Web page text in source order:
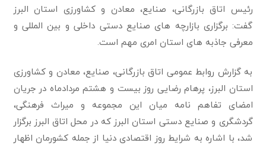
رئیس اتاق بازرگانی، صنایع، معادن و کشاورزی استان البرز
گفت: برگزاری بازارچه های صنایع دستی داخلی و بین المللی و
معرفی جاذبه های استان امری مهم است.
به گزارش روابط عمومی اتاق بازرگانی، صنایع، معادن و کشاورزی
استان البرز، پرهام رضایی روز بیست و هشتم مردادماه در جریان
امضای تفاهم نامه میان این مجموعه و میراث فرهنگی،
گردشگری و صنایع دستی استان البرز که در محل اتاق البرز برگزار
شد، با اشاره به شرایط روز اقتصادی دنیا از جمله کشورمان اظهار